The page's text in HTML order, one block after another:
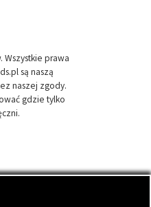
Wszystkie prawa
są naszą
naszej zgody.
gdzie tylko